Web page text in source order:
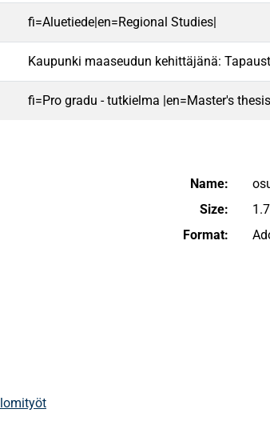
fi=Aluetiede|en=Regional Studies|
Kaupunki maaseudun kehittäjänä:
fi=Pro gradu - tutkielma |en=Master's
Name:
Size:
Format: